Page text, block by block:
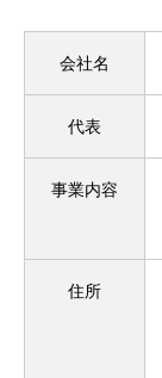
会社名
代表
事業内容
住所